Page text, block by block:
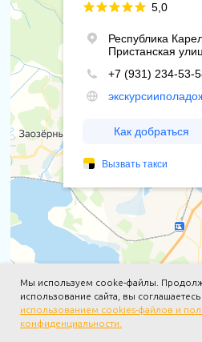
ЭКСКУРСИИ ПО
Мы используем cooke-файлы.
использование сайта, вы соглашаетесь
использованием cookies-файлов и
конфиденциальности.